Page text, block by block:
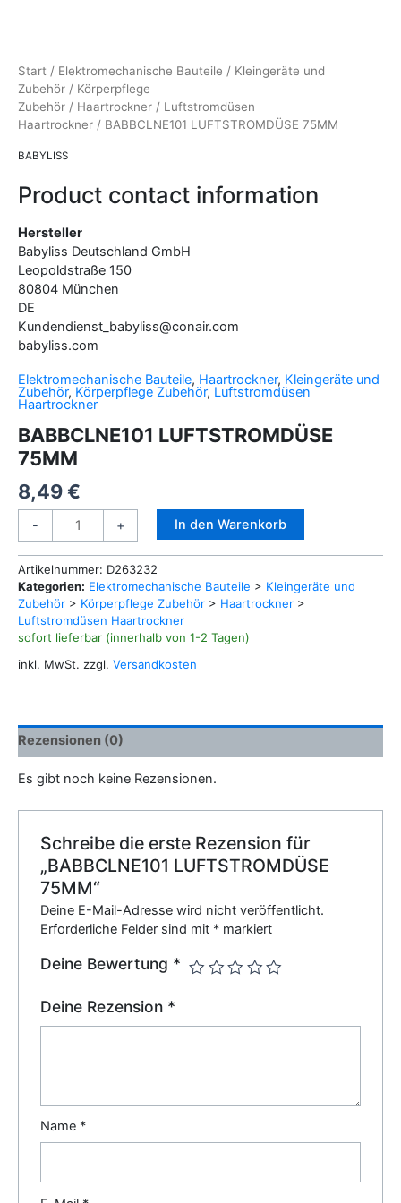
Start / Elektromechanische Bauteile / Kleingeräte und
Zubehör / Körperpflege
Zubehör / Haartrockner / Luftstromdüsen
Haartrockner / BABBCLNE101 LUFTSTROMDÜSE 75MM
BABYLISS
Product contact information
Hersteller
Babyliss Deutschland GmbH
Leopoldstraße 150
80804 München
DE
Kundendienst_babyliss@conair.com
babyliss.com
Elektromechanische Bauteile, Haartrockner, Kleingeräte und
Zubehör, Körperpflege Zubehör, Luftstromdüsen
Haartrockner
BABBCLNE101 LUFTSTROMDÜSE
75MM
8,49€
-
BABBCLNE101
75MM
Menge
+ In den Warenkorb
Artikelnummer: D263232
Kategorien: Elektromechanische Bauteile > Kleingeräte und
Zubehör > Körperpflege Zubehör > Haartrockner >
Luftstromdüsen Haartrockner
sofort lieferbar (innerhalb von 1-2 Tagen)
inkl. MwSt. zzgl. Versandkosten
Rezensionen (0)
Es gibt noch keine Rezensionen.
Schreibe die erste Rezension für
„BABBCLNE101 LUFTSTROMDÜSE
75MM“
Deine E-Mail-Adresse wird nicht veröffentlicht.
Erforderliche Felder sind mit * markiert
Deine Bewertung *
Deine Rezension *
Name *